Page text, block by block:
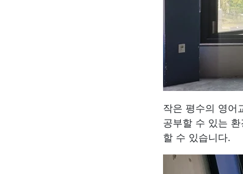
작은 평수의 영어
공부할 수 있는
할 수 있습니다.